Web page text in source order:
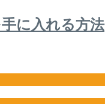
に入れる方法